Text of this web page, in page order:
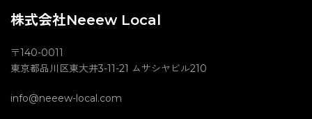
株式会社Neeew Local
〒140-0011
東京都品川区東大井3-11-21 ムサシヤビル210
info@neeew-local.com